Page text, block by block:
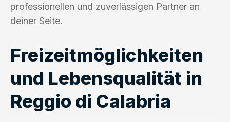
professionellen und zuverlässigen Partner an
deiner Seite.
Freizeitmöglichkeiten
und Lebensqualität in
Reggio di Calabria